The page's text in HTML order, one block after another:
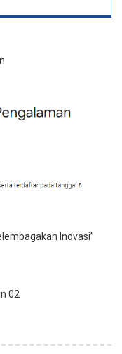
Inovasi”
02